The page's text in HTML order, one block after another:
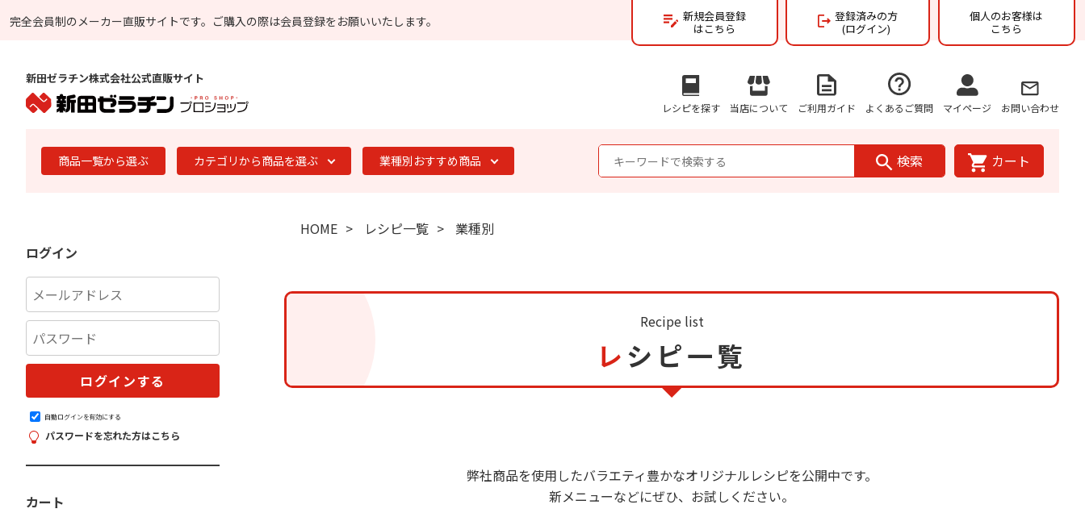
完全会員制のメーカー直販サイトです。 ご購入の際は会員登録をお願いいたします。
新規会員登録
はこちら
登録済みの方
(ログイン)
個人のお客様は
こちら
新田ゼラチン株式会社公式直販サイト
レシピを探す 当店について ご利用ガイド よくあるご質問 マイページ お問い合わせ
商品一覧から選ぶ カテゴリから商品を選ぶ 業種別おすすめ商品 検索 カート
ログイン
自動ログインを有効にする
パスワードを忘れた方はこちら
カート
HOME レシピ一覧 業種別
Recipe list
レシピ一覧
弊社商品を使用したバラエティ豊かなオリジナルレシピを公開中です。
新メニューなどにぜひ、お試しください。